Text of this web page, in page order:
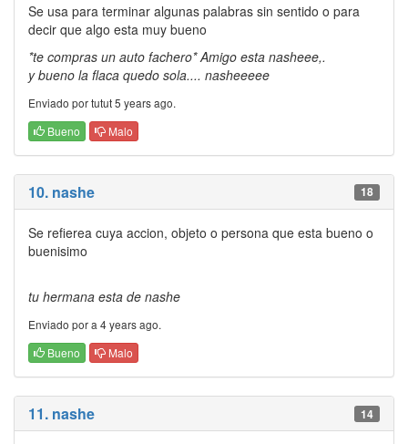
Se usa para terminar algunas palabras sin sentido o para
decir que algo esta muy bueno
*te compras un auto fachero* Amigo esta nasheee,.
y bueno la flaca quedo sola.... nasheeeee
Enviado por tutut 5 years ago.
Bueno
Malo
10. nashe 18
Se refierea cuya accion, objeto o persona que esta bueno o
buenisimo
tu hermana esta de nashe
Enviado por a 4 years ago.
Bueno
Malo
11. nashe 14